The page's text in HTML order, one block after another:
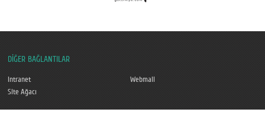
DİĞER BAĞLANTILAR
Intranet
Webmail
Site Ağacı